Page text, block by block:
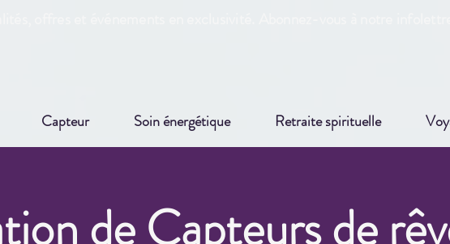
Capteur Soin énergétique Retraite spirituelle
de Capteurs de